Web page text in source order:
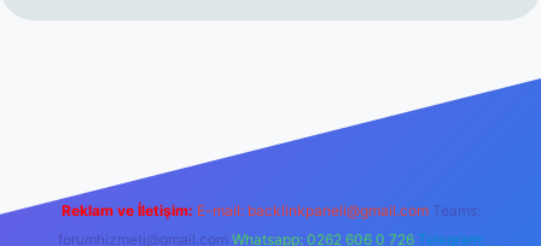
Reklam ve İletişim: E-mail: backlinkpaneli@gmail.com Teams:
forumhizmeti@gmail.com Whatsapp: 0262 606 0 726 Telegram: